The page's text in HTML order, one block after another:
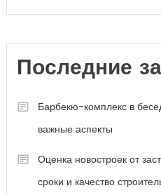
Последние
Барбекю-комплекс в
важные аспекты
Оценка новостроек от
сроки и качество